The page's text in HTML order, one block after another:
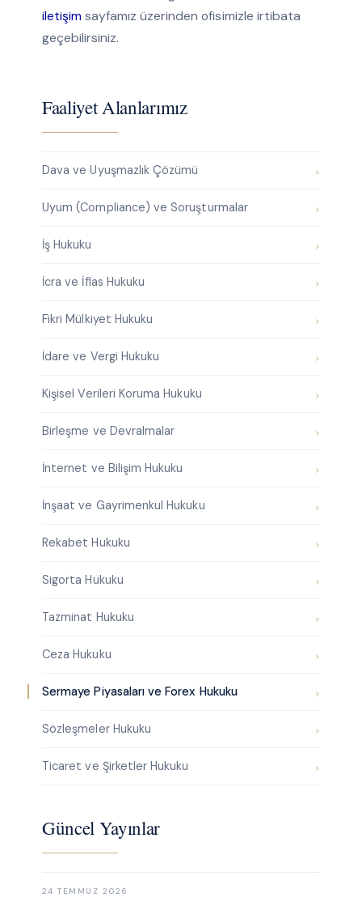
iletişim sayfamız üzerinden ofisimizle irtibata
geçebilirsiniz.
Faaliyet Alanlarımız
Dava ve Uyuşmazlık Çözümü
Uyum (Compliance) ve Soruşturmalar
İş Hukuku
İcra ve İflas Hukuku
Fikri Mülkiyet Hukuku
İdare ve Vergi Hukuku
Kişisel Verileri Koruma Hukuku
Birleşme ve Devralmalar
İnternet ve Bilişim Hukuku
İnşaat ve Gayrimenkul Hukuku
Rekabet Hukuku
Sigorta Hukuku
Tazminat Hukuku
Ceza Hukuku
Sermaye Piyasaları ve Forex Hukuku
Sözleşmeler Hukuku
Ticaret ve Şirketler Hukuku
Güncel Yayınlar
24 TEMMUZ 2026